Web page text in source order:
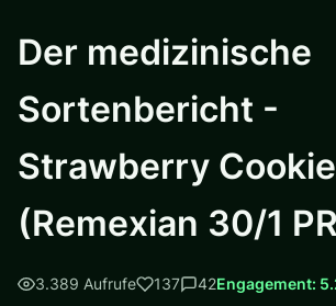
Der medizinische
Sortenbericht -
Strawberry
(Remexian 30/1
3.389 Aufrufe 137 42Engagement: